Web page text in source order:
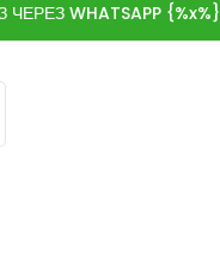
WHATSAPP {%x%}